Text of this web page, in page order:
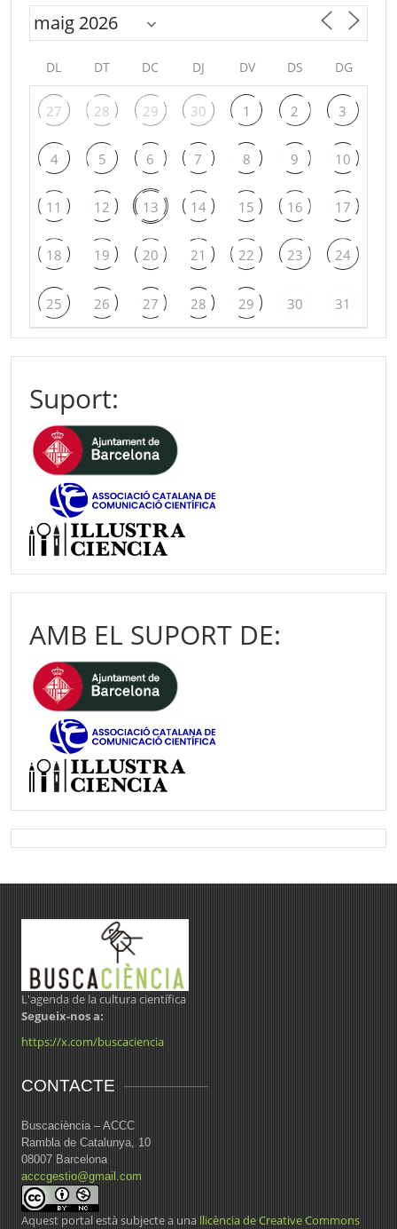
DL DT DC DJ DV DS DG
27 28 29 30 1 2 3
4 5 6 7 8 9 10
11 12 13 14 15 16 17
18 19 20 21 22 23 24
25 26 27 28 29 30 31
Suport:
AMB EL SUPORT DE:
L'agenda de la cultura científica
Segueix-nos a:
https://x.com/buscaciencia
CONTACTE
Buscaciència – ACCC
Rambla de Catalunya, 10
08007 Barcelona
acccgestio@gmail.com
Aquest portal està subjecte a una llicència de Creative Commons